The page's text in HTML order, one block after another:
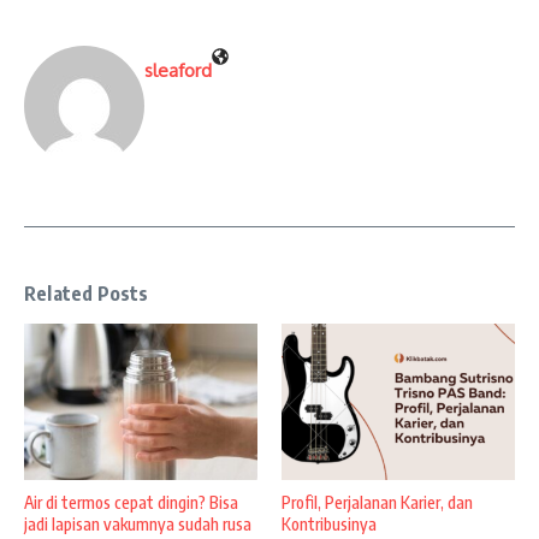
sleaford
Related Posts
Air di termos cepat dingin? Bisa
jadi lapisan vakumnya sudah rusa
Profil, Perjalanan Karier, dan
Kontribusinya